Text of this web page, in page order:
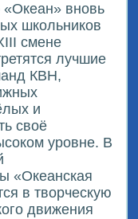
«Океан» вновь
школьников
смене
лучшие
КВН,
и
своё
уровне. В
«Океанская
в творческую
движения